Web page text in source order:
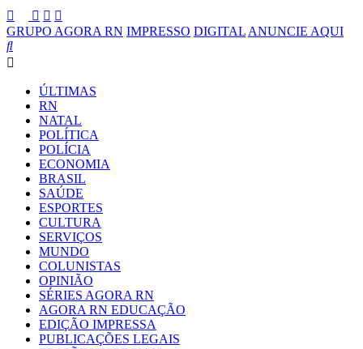
GRUPO AGORA RN IMPRESSO DIGITAL ANUNCIE AQUI
ÚLTIMAS
RN
NATAL
POLÍTICA
POLÍCIA
ECONOMIA
BRASIL
SAÚDE
ESPORTES
CULTURA
SERVIÇOS
MUNDO
COLUNISTAS
OPINIÃO
SÉRIES AGORA RN
AGORA RN EDUCAÇÃO
EDIÇÃO IMPRESSA
PUBLICAÇÕES LEGAIS